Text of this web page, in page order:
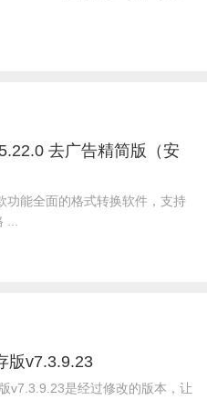
去广告精简版（安
能全面的格式转换软件，支持
版v7.3.9.23
v7.3.9.23是经过修改的版本，让